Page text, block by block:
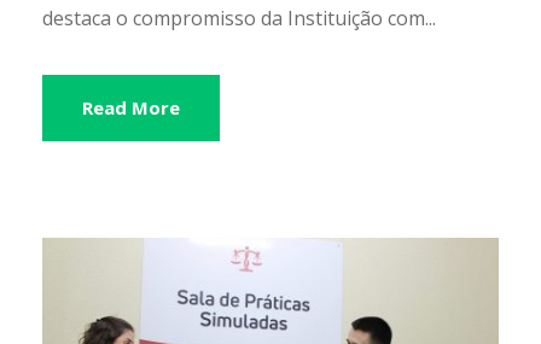
destaca o compromisso da Instituição com...
Read More